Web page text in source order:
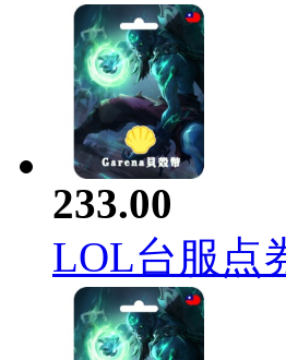
233.00
LOL台服点